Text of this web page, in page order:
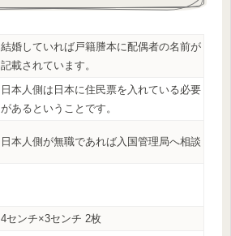
結婚していれば戸籍謄本に配偶者の名前が
記載されています。
日本人側は日本に住民票を入れている必要
があるということです。
日本人側が無職であれば入国管理局へ相談
4センチ×3センチ 2枚